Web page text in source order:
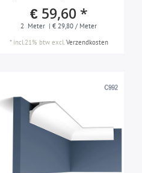
€ 59,60 *
2 Meter | € 29,80 / Meter
* incl.21% btwexcl. Verzendkosten